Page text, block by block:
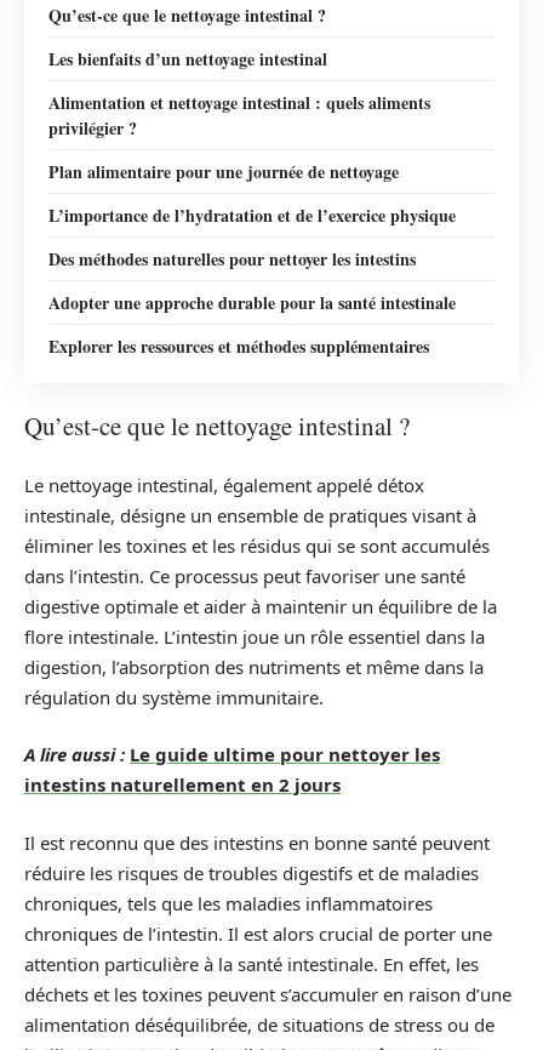
Qu’est-ce que le nettoyage intestinal ?
Les bienfaits d’un nettoyage intestinal
Alimentation et nettoyage intestinal : quels aliments
privilégier ?
Plan alimentaire pour une journée de nettoyage
L’importance de l’hydratation et de l’exercice physique
Des méthodes naturelles pour nettoyer les intestins
Adopter une approche durable pour la santé intestinale
Explorer les ressources et méthodes supplémentaires
Qu’est-ce que le nettoyage intestinal ?
Le nettoyage intestinal, également appelé détox
intestinale, désigne un ensemble de pratiques visant à
éliminer les toxines et les résidus qui se sont accumulés
dans l’intestin. Ce processus peut favoriser une santé
digestive optimale et aider à maintenir un équilibre de la
flore intestinale. L’intestin joue un rôle essentiel dans la
digestion, l’absorption des nutriments et même dans la
régulation du système immunitaire.
A lire aussi : Le guide ultime pour nettoyer les
intestins naturellement en 2 jours
Il est reconnu que des intestins en bonne santé peuvent
réduire les risques de troubles digestifs et de maladies
chroniques, tels que les maladies inflammatoires
chroniques de l’intestin. Il est alors crucial de porter une
attention particulière à la santé intestinale. En effet, les
déchets et les toxines peuvent s’accumuler en raison d’une
alimentation déséquilibrée, de situations de stress ou de